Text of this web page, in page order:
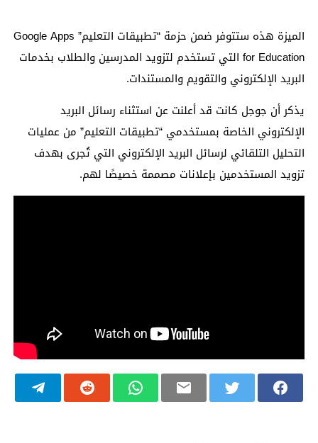
الميزة هذه ستتوفر ضمن حزمة “تطبيقات التعليم” Google Apps
for Education التي تستخدم لتزويد المدرسين والطلاب بخدمات
البريد الإلكتروني والتقويم والمستندات.
يذكر أن جوجل كانت قد أعلنت عن استثناء رسائل البريد
الإلكتروني الخاصة بمستخدمي “تطبيقات التعليم” من عمليات
التحليل التلقائي لرسائل البريد الإلكتروني التي تُجرى بهدف
تزويد المستخدمين بإعلانات مصممة خصيصًا لهم.